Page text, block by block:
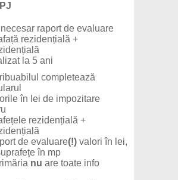
raport de evaluare
rezidențială +
la 5 ani
completează
în lei de impozitare
rezidențială +
de evaluare(!) valori în lei,
în mp
nu are toate info